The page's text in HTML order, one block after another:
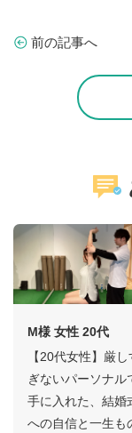
前の記事へ
M様 女性 20代
【20代女性】厳し
ぎないパーソナル
手に入れた、結婚
への自信と一生も